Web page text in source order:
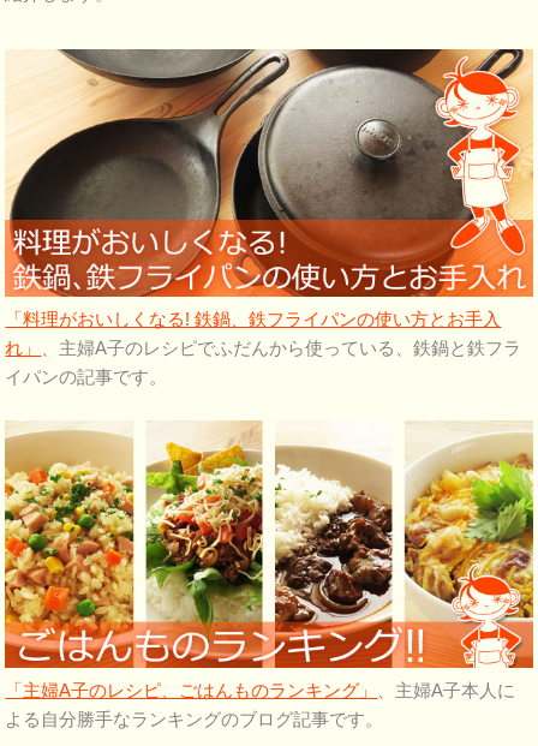
「料理がおいしくなる! 鉄鍋、鉄フライパンの使い方とお手入
れ」
、主婦A子のレシピでふだんから使っている、鉄鍋と鉄フラ
イパンの記事です。
「主婦A子のレシピ、ごはんものランキング」
、主婦A子本人に
よる自分勝手なランキングのブログ記事です。